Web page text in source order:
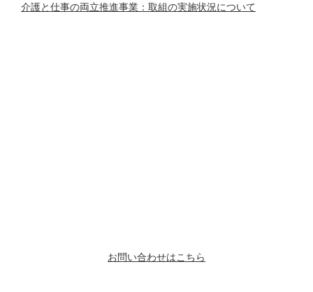
介護と仕事の両立推進事業：取組の実施状況について
お問い合わせはこちら